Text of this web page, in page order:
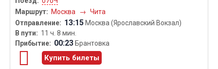
Москва
→ Чита
13:15 Москва (Ярославский Вокзал)
11 ч. 8 мин.
00:23 Брантовка
Купить билеты